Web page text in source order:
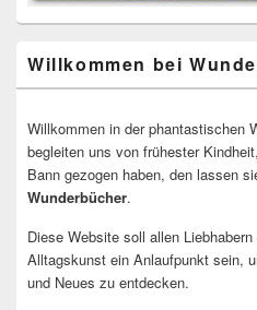
Willkommen bei
Willkommen in der phantastischen
begleiten uns von frühester
Bann gezogen haben, den lassen
Wunderbücher.
Diese Website soll allen
Alltagskunst ein Anlaufpunkt sein,
und Neues zu entdecken.